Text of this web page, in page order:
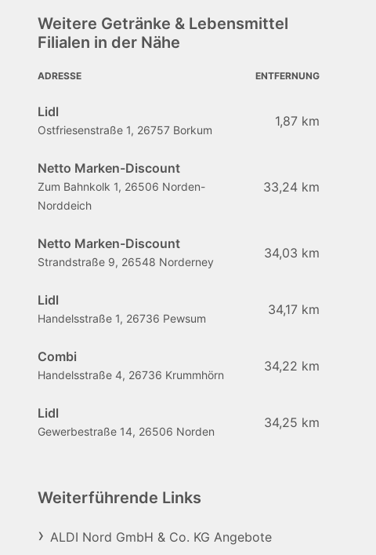
Weitere Getränke & Lebensmittel
Filialen in der Nähe
ADRESSE ENTFERNUNG
Lidl
Ostfriesenstraße 1, 26757 Borkum
1,87 km
Netto Marken-Discount
Zum Bahnkolk 1, 26506 Norden-
Norddeich
33,24 km
Netto Marken-Discount
Strandstraße 9, 26548 Norderney
34,03 km
Lidl
Handelsstraße 1, 26736 Pewsum
34,17 km
Combi
Handelsstraße 4, 26736 Krummhörn
34,22 km
Lidl
Gewerbestraße 14, 26506 Norden
34,25 km
Weiterführende Links
ALDI Nord GmbH & Co. KG Angebote